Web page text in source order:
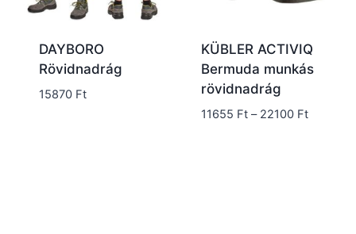
DAYBORO
Rövidnadrág
15870 Ft
KÜBLER ACTIVIQ
Bermuda munkás
rövidnadrág
11655 Ft – 22100 Ft